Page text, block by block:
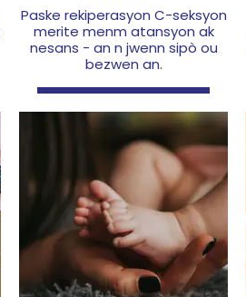
Paske rekiperasyon C-seksyon
merite menm atansyon ak
nesans - an n jwenn sipò ou
bezwen an.